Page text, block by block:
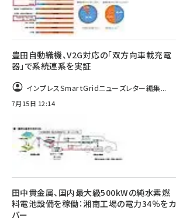
豊田自動織機、V2G対応の「双方向車載充電
器」で系統連系を実証
インプレスSmartGridニューズレター編集...
7月15日 12:14
田中貴金属、国内最大級500kWの純水素燃
料電池設備を稼働：湘南工場の電力34％をカ
バー